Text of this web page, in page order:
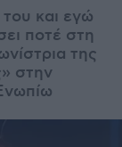
και εγώ
ποτέ στη
της
στην